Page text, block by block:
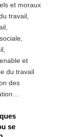
et moraux
travail,
et
du travail
des
se